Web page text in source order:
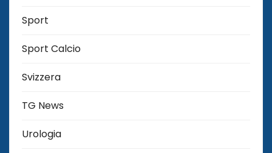
Sport
Sport Calcio
Svizzera
TG News
Urologia